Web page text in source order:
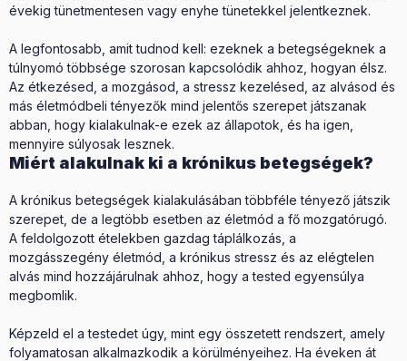
évekig tünetmentesen vagy enyhe tünetekkel jelentkeznek.
A legfontosabb, amit tudnod kell: ezeknek a betegségeknek a
túlnyomó többsége szorosan kapcsolódik ahhoz, hogyan élsz.
Az étkezésed, a mozgásod, a stressz kezelésed, az alvásod és
más életmódbeli tényezők mind jelentős szerepet játszanak
abban, hogy kialakulnak-e ezek az állapotok, és ha igen,
mennyire súlyosak lesznek.
Miért alakulnak ki a krónikus betegségek?
A krónikus betegségek kialakulásában többféle tényező játszik
szerepet, de a legtöbb esetben az életmód a fő mozgatórugó.
A feldolgozott ételekben gazdag táplálkozás, a
mozgásszegény életmód, a krónikus stressz és az elégtelen
alvás mind hozzájárulnak ahhoz, hogy a tested egyensúlya
megbomlik.
Képzeld el a testedet úgy, mint egy összetett rendszert, amely
folyamatosan alkalmazkodik a körülményeihez. Ha éveken át